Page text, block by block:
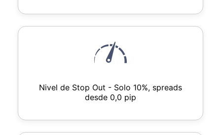
Nivel de Stop Out - Solo 10%, spreads
desde 0,0 pip